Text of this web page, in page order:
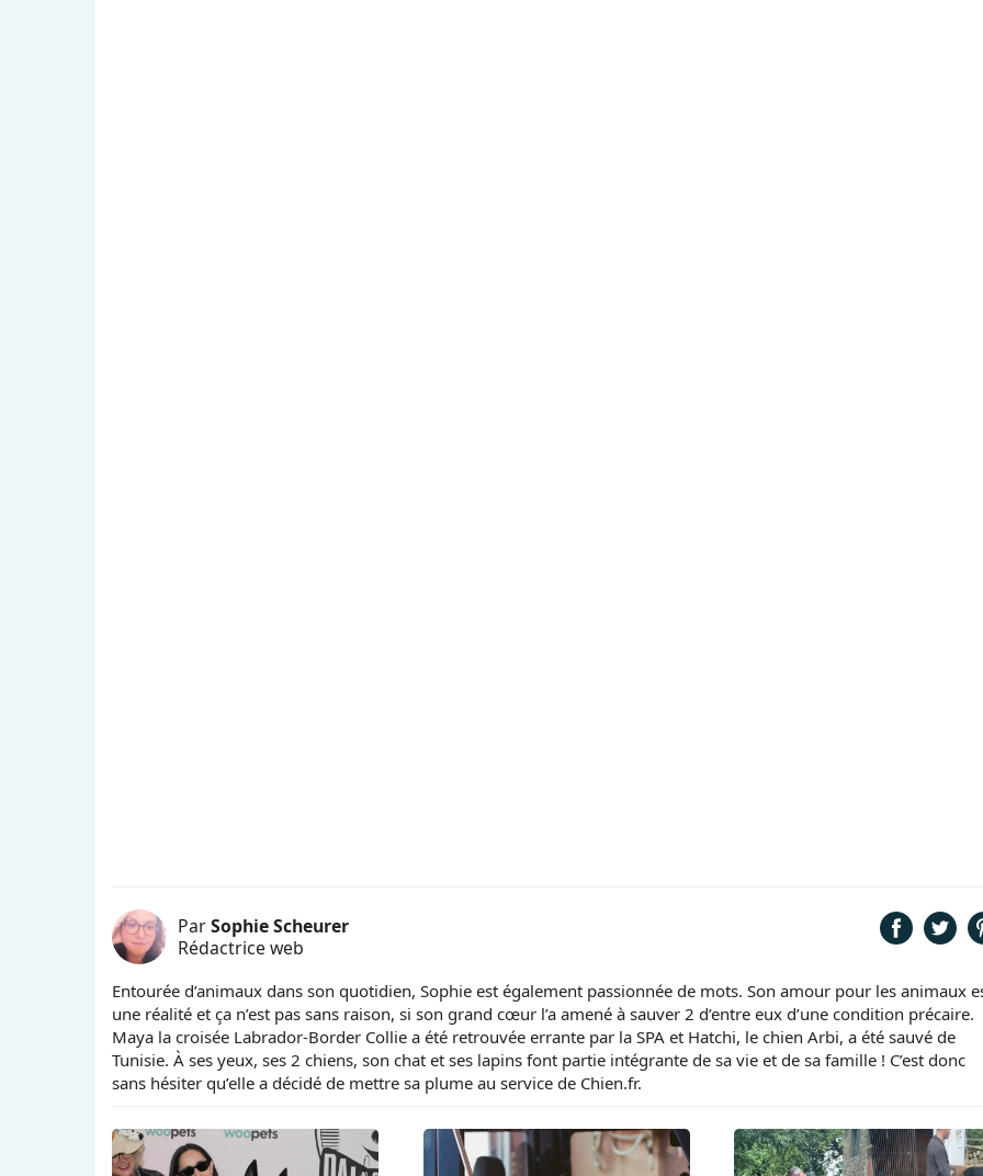
ParSophie Scheurer
Rédactrice web
Entourée d’animaux dans son quotidien, Sophie est également passionnée de mots. Son amour pour les animaux
une réalité et ça n’est pas sans raison, si son grand cœur l’a amené à sauver 2 d’entre eux d’une condition précaire.
Maya la croisée Labrador-Border Collie a été retrouvée errante par la SPA et Hatchi, le chien Arbi, a été sauvé de
Tunisie. À ses yeux, ses 2 chiens, son chat et ses lapins font partie intégrante de sa vie et de sa famille ! C’est donc
sans hésiter qu’elle a décidé de mettre sa plume au service de Chien.fr.